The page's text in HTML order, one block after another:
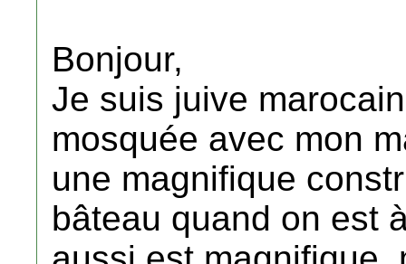
Bonjour,
Je suis juive
mosquée avec mon
une magnifique
bâteau quand on est